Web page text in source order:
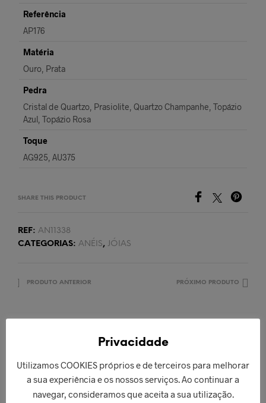
Referência
AP176
Matéria
Ouro, Prata
Pedra
Cristal de Quartzo, Prasiolite, Quartzo Champanhe, Topázio
Azul, Topázio Rosa
Toque
AG925, AU375
SHARE THIS PRODUCT
REF: AN11338
CATEGORIAS: ANÉIS, JÓIAS
PRODUTO ANTERIOR PRÓXIMO PRODUTO
PRODUTOS RELACIONADOS
Privacidade
Utilizamos COOKIES próprios e de terceiros para melhorar
a sua experiência e os nossos serviços. Ao continuar a
navegar, consideramos que aceita a sua utilização.